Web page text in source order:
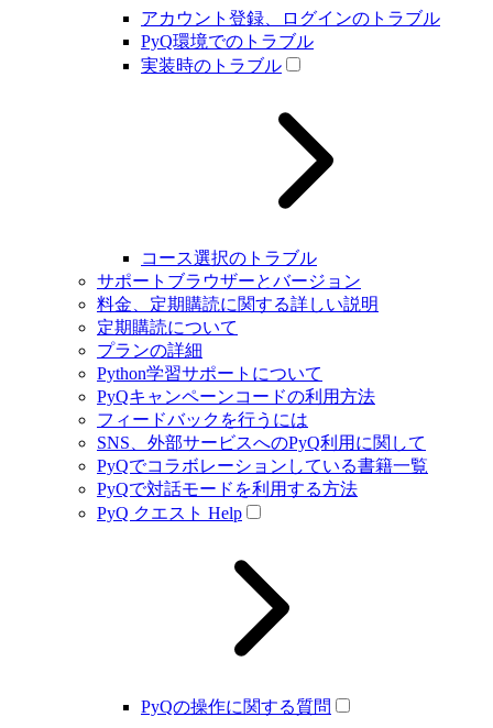
アカウント登録、ログインのトラブル
PyQ環境でのトラブル
実装時のトラブル
コース選択のトラブル
サポートブラウザーとバージョン
料金、定期購読に関する詳しい説明
定期購読について
プランの詳細
Python学習サポートについて
PyQキャンペーンコードの利用方法
フィードバックを行うには
SNS、外部サービスへのPyQ利用に関して
PyQでコラボレーションしている書籍一覧
PyQで対話モードを利用する方法
PyQ クエスト Help
PyQの操作に関する質問